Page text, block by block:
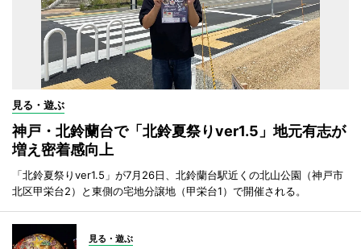
見る・遊ぶ
神戸・北鈴蘭台で「北鈴夏祭りver1.5」地元有志が
増え密着感向上
「北鈴夏祭りver1.5」が7月26日、北鈴蘭台駅近くの北山公園（神戸市
北区甲栄台2）と東側の宅地分譲地（甲栄台1）で開催される。
見る・遊ぶ